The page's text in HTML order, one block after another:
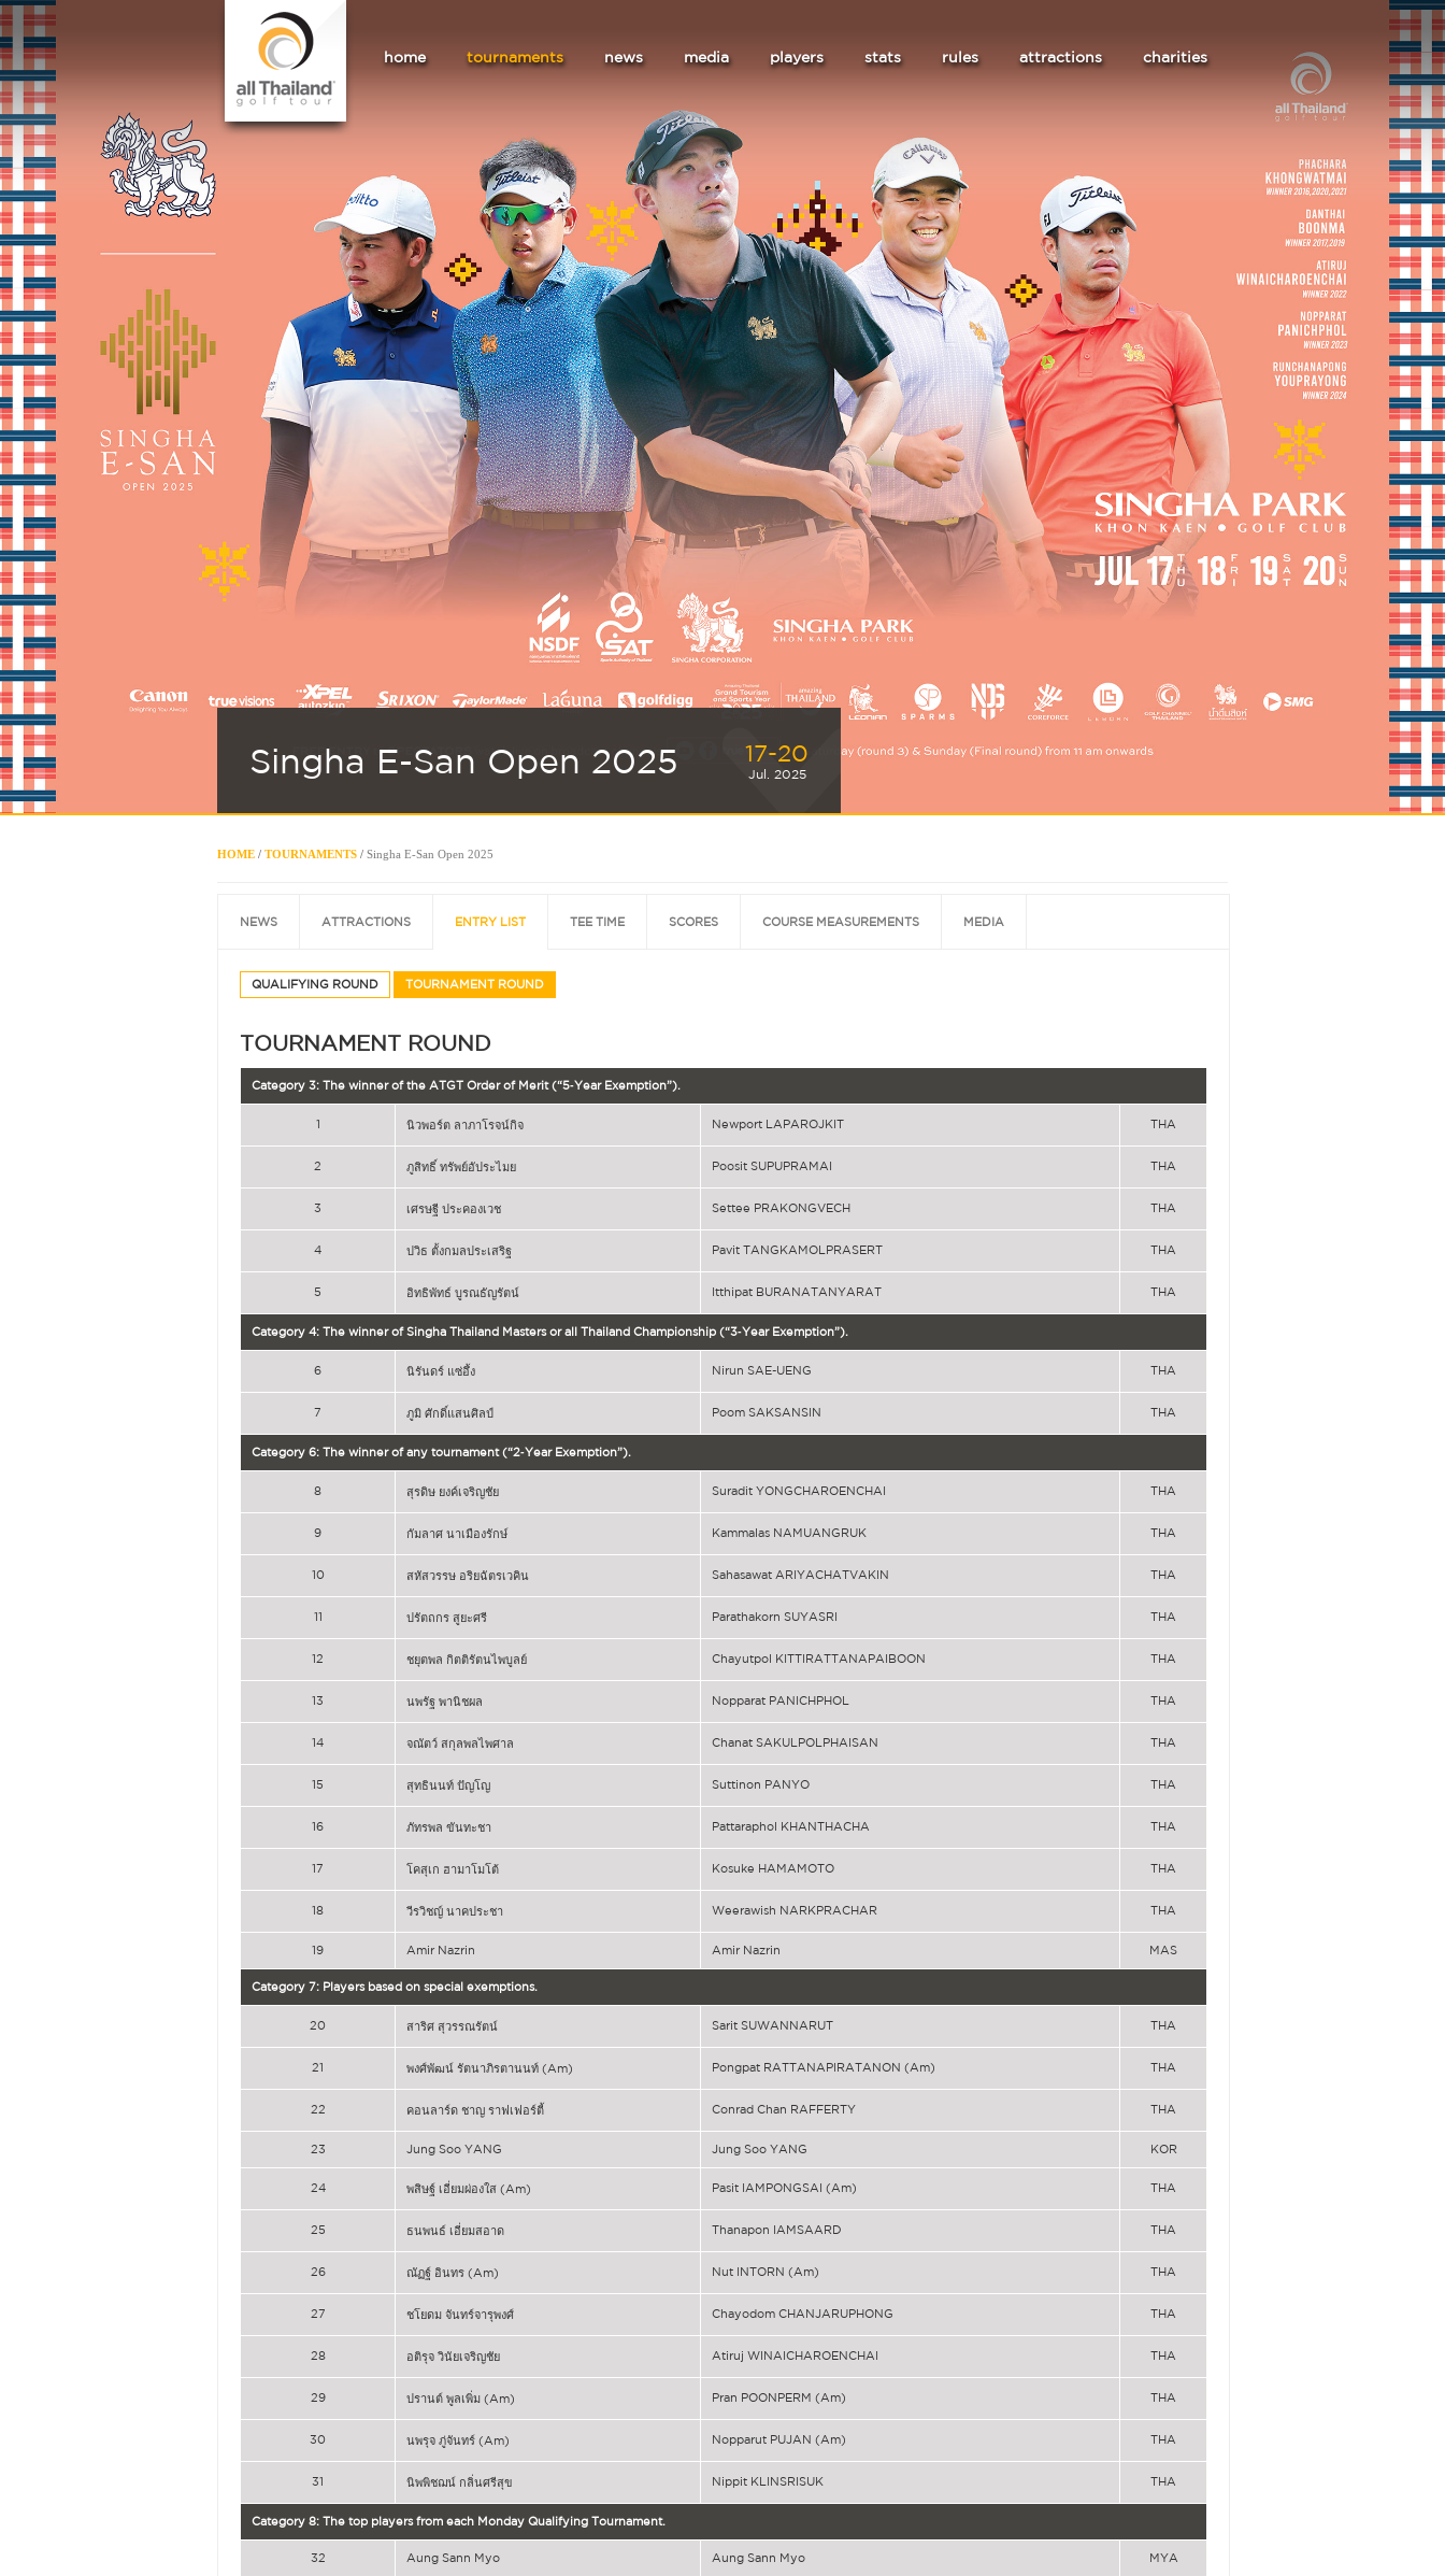
home tournaments news media players stats rules attractions charities
Singha E-San Open 2025 17-20
Jul. 2025
HOME / TOURNAMENTS / Singha E-San Open 2025
NEWS ATTRACTIONS ENTRY LIST TEE TIME SCORES COURSE MEASUREMENTS MEDIA
QUALIFYING ROUND TOURNAMENT ROUND
TOURNAMENT ROUND
Category 3: The winner of the ATGT Order of Merit (“5‐Year Exemption”).
1 นิวพอร์ต ลาภาโรจน์กิจ Newport LAPAROJKIT THA
2 ภูสิทธิ์ ทรัพย์อัประไมย Poosit SUPUPRAMAI THA
3 เศรษฐี ประคองเวช Settee PRAKONGVECH THA
4 ปวิธ ตั้งกมลประเสริฐ Pavit TANGKAMOLPRASERT THA
5 อิทธิพัทธ์ บูรณธัญรัตน์ Itthipat BURANATANYARAT THA
Category 4: The winner of Singha Thailand Masters or all Thailand Championship (“3‐Year Exemption”).
6 นิรันดร์ แซ่อึ้ง Nirun SAE-UENG THA
7 ภูมิ ศักดิ์แสนศิลป์ Poom SAKSANSIN THA
Category 6: The winner of any tournament (“2‐Year Exemption”).
8 สุรดิษ ยงค์เจริญชัย Suradit YONGCHAROENCHAI THA
9 กัมลาศ นาเมืองรักษ์ Kammalas NAMUANGRUK THA
10 สหัสวรรษ อริยฉัตรเวคิน Sahasawat ARIYACHATVAKIN THA
11 ปรัตถกร สูยะศรี Parathakorn SUYASRI THA
12 ชยุตพล กิตติรัตนไพบูลย์ Chayutpol KITTIRATTANAPAIBOON THA
13 นพรัฐ พานิชผล Nopparat PANICHPHOL THA
14 จณัตว์ สกุลพลไพศาล Chanat SAKULPOLPHAISAN THA
15 สุทธินนท์ ปัญโญ Suttinon PANYO THA
16 ภัทรพล ขันทะชา Pattaraphol KHANTHACHA THA
17 โคสุเก ฮามาโมโต้ Kosuke HAMAMOTO THA
18 วีรวิชญ์ นาคประชา Weerawish NARKPRACHAR THA
19 Amir Nazrin Amir Nazrin MAS
Category 7: Players based on special exemptions.
20 สาริศ สุวรรณรัตน์ Sarit SUWANNARUT THA
21 พงศ์พัฒน์ รัตนาภิรตานนท์ (Am) Pongpat RATTANAPIRATANON (Am) THA
22 คอนลาร์ด ชาญ ราฟเฟอร์ตี้ Conrad Chan RAFFERTY THA
23 Jung Soo YANG Jung Soo YANG KOR
24 พสิษฐ์ เอี่ยมผ่องใส (Am) Pasit IAMPONGSAI (Am) THA
25 ธนพนธ์ เอี่ยมสอาด Thanapon IAMSAARD THA
26 ณัฏฐ์ อินทร (Am) Nut INTORN (Am) THA
27 ชโยดม จันทร์จารุพงศ์ Chayodom CHANJARUPHONG THA
28 อติรุจ วินัยเจริญชัย Atiruj WINAICHAROENCHAI THA
29 ปรานต์ พูลเพิ่ม (Am) Pran POONPERM (Am) THA
30 นพรุจ ภู่จันทร์ (Am) Nopparut PUJAN (Am) THA
31 นิพพิชฌน์ กลิ่นศรีสุข Nippit KLINSRISUK THA
Category 8: The top players from each Monday Qualifying Tournament.
32 Aung Sann Myo Aung Sann Myo MYA